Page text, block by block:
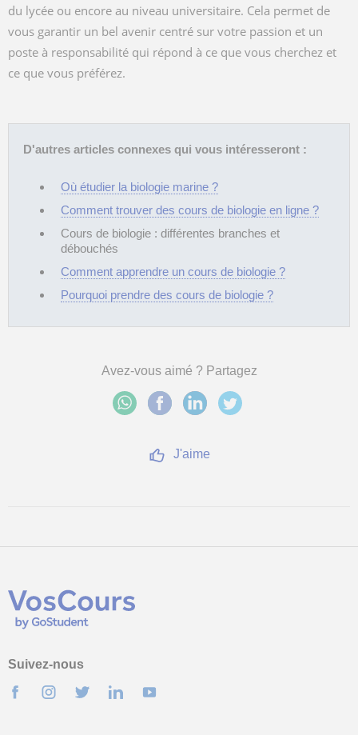
du lycée ou encore au niveau universitaire. Cela permet de
vous garantir un bel avenir centré sur votre passion et un
poste à responsabilité qui répond à ce que vous cherchez et
ce que vous préférez.
D'autres articles connexes qui vous intéresseront :
Où étudier la biologie marine ?
Comment trouver des cours de biologie en ligne ?
Cours de biologie : différentes branches et
débouchés
Comment apprendre un cours de biologie ?
Pourquoi prendre des cours de biologie ?
Avez-vous aimé ? Partagez
J'aime
Suivez-nous